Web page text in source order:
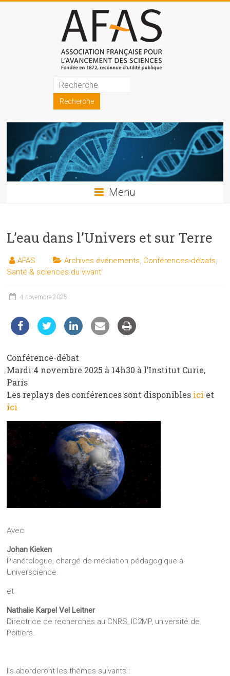
Association
française
pour
l'avancement
des
sciences
les
et
les
auprès
public
Menu
L’eau dans l’Univers et sur Terre
AFAS Archives événements Conférences-débats
Santé & sciences du vivant
4 novembre 2025
Conférence-débat
Mardi 4 novembre 2025 à 14h30 à l’Institut Curie,
Paris
Les replays des conférences sont disponibles ici et
ici
Avec
Johan Kieken
Planétologue, chargé de médiation pédagogique à
Universcience.
et
Nathalie Karpel Vel Leitner
Directrice de recherches au CNRS, IC2MP, université de
Poitiers.
Ils aborderont les thèmes suivants :